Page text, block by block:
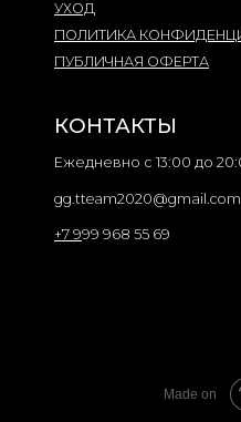
Made on